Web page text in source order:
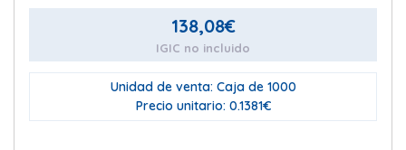
138,08€
IGIC no incluido
Unidad de venta: Caja de 1000
Precio unitario: 0.1381€